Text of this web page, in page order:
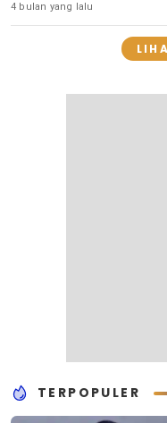
4 bulan yang lalu
TERPOPULER